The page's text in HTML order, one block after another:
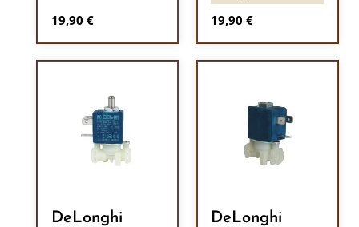
Regulärer Preis:
19,90 € Regulärer Preis:
19,90 €
DeLonghi
DeLonghi